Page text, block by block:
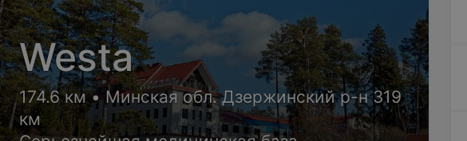
Westa
174.6 км • Минская обл. Дзержинский р-н 319
км